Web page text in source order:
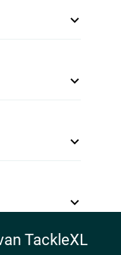
TackleXL